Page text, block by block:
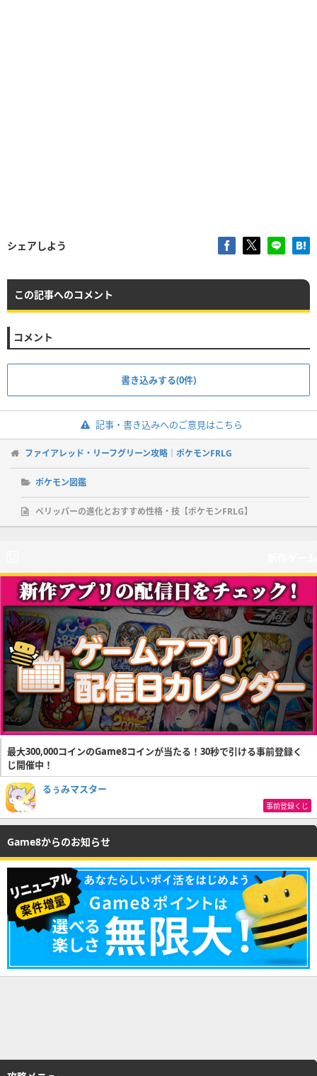
シェアしよう
この記事へのコメント
コメント
書き込みする(0件)
記事・書き込みへのご意見はこちら
ファイアレッド・リーフグリーン攻略｜ポケモンFRLG
ポケモン図鑑
ペリッパーの進化とおすすめ性格・技【ポケモンFRLG】
最大300,000コインのGame8コインが当たる！30秒で引ける事前登録く
じ開催中！
るぅみマスター
事前登録くじ
Game8からのお知らせ